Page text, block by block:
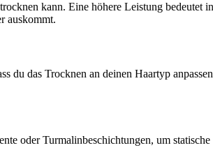
kann. Eine höhere Leistung
auskommt.
du das Trocknen an deinen Haartyp
oder Turmalinbeschichtungen, um